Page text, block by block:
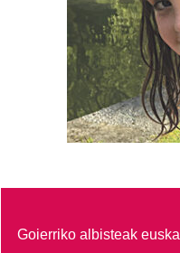
Goierriko albisteak